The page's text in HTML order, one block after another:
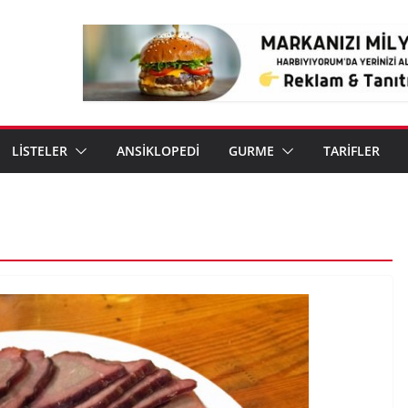
LİSTELER ANSİKLOPEDİ GURME TARİFLER